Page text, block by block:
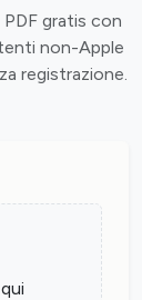
gratis con
non-Apple
registrazione.